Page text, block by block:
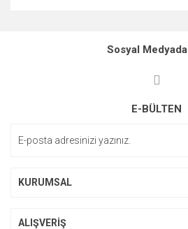
kullanarak tarafımıza iletebilirsiniz.
Görüş ve önerileriniz için teşekkür ederiz.
Ürün açıklamasında eksik
Ürün bilgilerinde hatalar
Bu ürüne benzer farklı
Sosyal
E-BÜLTEN
KURUMSAL
ALIŞVERİŞ